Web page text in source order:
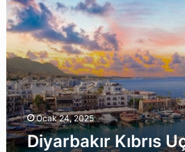
Bileti
Ocak 24, 2025
Diyarbakır Kıbrıs